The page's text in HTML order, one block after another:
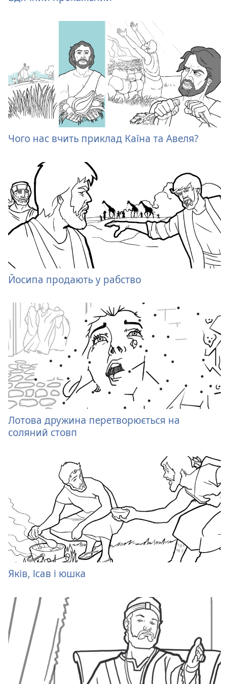
Чого нас вчить приклад Каїна та Авеля?
Йосипа продають у рабство
Лотова дружина перетворюється на
соляний стовп
Яків, Ісав і юшка